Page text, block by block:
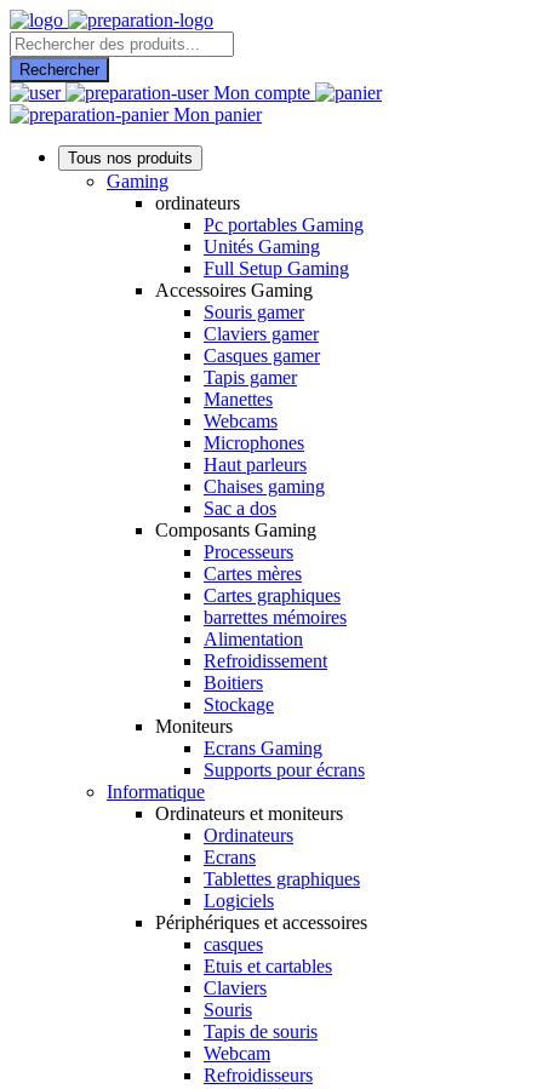
Recherche
de
produits
Rechercher
Mon compte
Mon panier
Tous nos produits
Gaming
ordinateurs
Pc portables Gaming
Unités Gaming
Full Setup Gaming
Accessoires Gaming
Souris gamer
Claviers gamer
Casques gamer
Tapis gamer
Manettes
Webcams
Microphones
Haut parleurs
Chaises gaming
Sac a dos
Composants Gaming
Processeurs
Cartes mères
Cartes graphiques
barrettes mémoires
Alimentation
Refroidissement
Boitiers
Stockage
Moniteurs
Ecrans Gaming
Supports pour écrans
Informatique
Ordinateurs et moniteurs
Ordinateurs
Ecrans
Tablettes graphiques
Logiciels
Périphériques et accessoires
casques
Etuis et cartables
Claviers
Souris
Tapis de souris
Webcam
Refroidisseurs